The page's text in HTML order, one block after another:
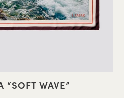
“SOFT WAVE”